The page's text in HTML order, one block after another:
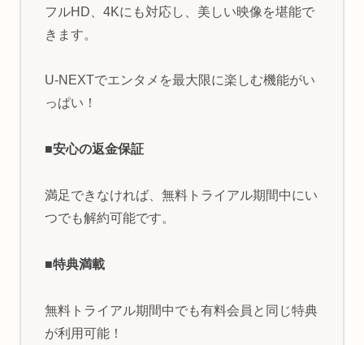
フルHD、4Kにも対応し、美しい映像を堪能で
きます。
U-NEXTでエンタメを最大限に楽しむ機能がい
っぱい！
■安心の返金保証
満足できなければ、無料トライアル期間中にい
つでも解約可能です。
■特典満載
無料トライアル期間中でも有料会員と同じ特典
が利用可能！